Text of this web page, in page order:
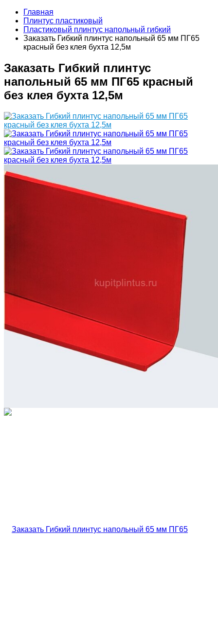
Главная
Плинтус пластиковый
Пластиковый плинтус напольный гибкий
Заказать Гибкий плинтус напольный 65 мм ПГ65
красный без клея бухта 12,5м
Заказать Гибкий плинтус
напольный 65 мм ПГ65 красный
без клея бухта 12,5м